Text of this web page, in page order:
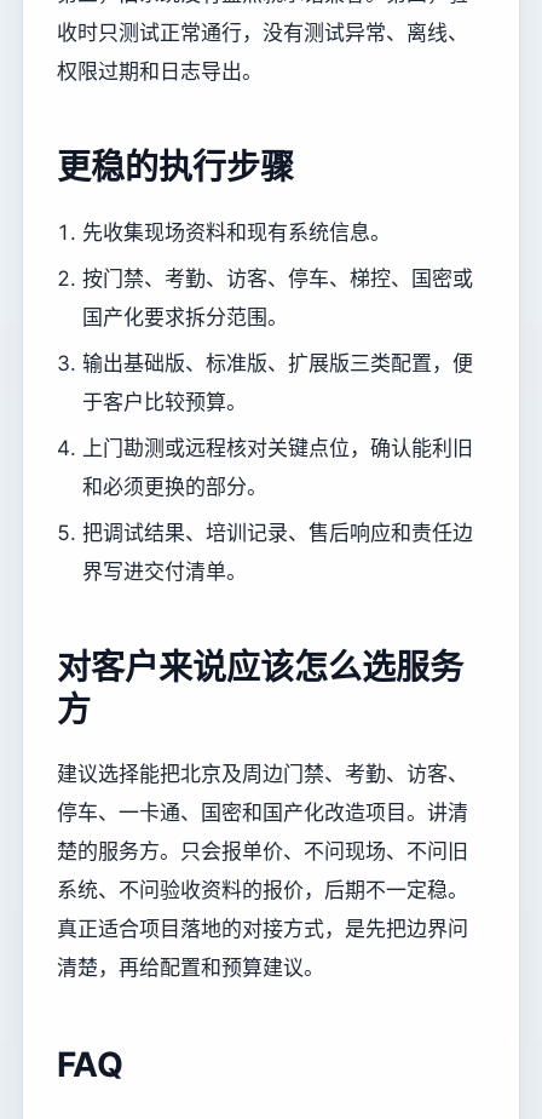
收时只测试正常通行，没有测试异常、离线、
权限过期和日志导出。
更稳的执行步骤
先收集现场资料和现有系统信息。
按门禁、考勤、访客、停车、梯控、国密或
国产化要求拆分范围。
输出基础版、标准版、扩展版三类配置，便
于客户比较预算。
上门勘测或远程核对关键点位，确认能利旧
和必须更换的部分。
把调试结果、培训记录、售后响应和责任边
界写进交付清单。
对客户来说应该怎么选服务
方
建议选择能把北京及周边门禁、考勤、访客、
停车、一卡通、国密和国产化改造项目。讲清
楚的服务方。只会报单价、不问现场、不问旧
系统、不问验收资料的报价，后期不一定稳。
真正适合项目落地的对接方式，是先把边界问
清楚，再给配置和预算建议。
FAQ